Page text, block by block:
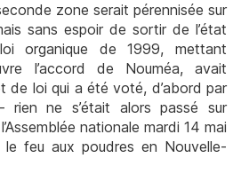
zone serait pérennisée sur
sans espoir de sortir de l’état
organique de 1999, mettant
l’accord de Nouméa, avait
de loi qui a été voté, d’abord par
ne s’était alors passé sur
nationale mardi 14 mai
feu aux poudres en Nouvelle-